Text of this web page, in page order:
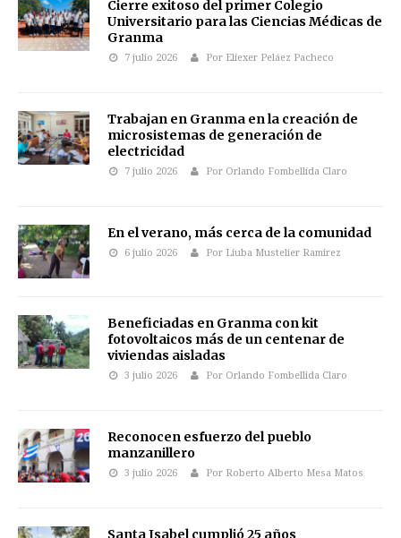
Cierre exitoso del primer Colegio
Universitario para las Ciencias Médicas de
Granma
7 julio 2026 Por Eliexer Peláez Pacheco
Trabajan en Granma en la creación de
microsistemas de generación de
electricidad
7 julio 2026 Por Orlando Fombellida Claro
En el verano, más cerca de la comunidad
6 julio 2026 Por Liuba Mustelier Ramirez
Beneficiadas en Granma con kit
fotovoltaicos más de un centenar de
viviendas aisladas
3 julio 2026 Por Orlando Fombellida Claro
Reconocen esfuerzo del pueblo
manzanillero
3 julio 2026 Por Roberto Alberto Mesa Matos
Santa Isabel cumplió 25 años